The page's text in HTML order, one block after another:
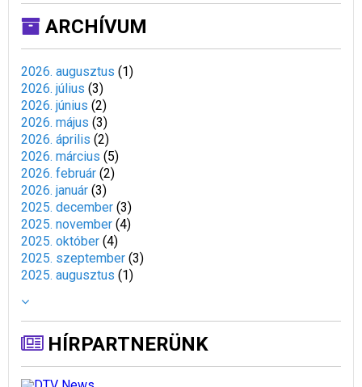
ARCHÍVUM
2026. augusztus (1)
2026. július (3)
2026. június (2)
2026. május (3)
2026. április (2)
2026. március (5)
2026. február (2)
2026. január (3)
2025. december (3)
2025. november (4)
2025. október (4)
2025. szeptember (3)
2025. augusztus (1)
HÍRPARTNERÜNK